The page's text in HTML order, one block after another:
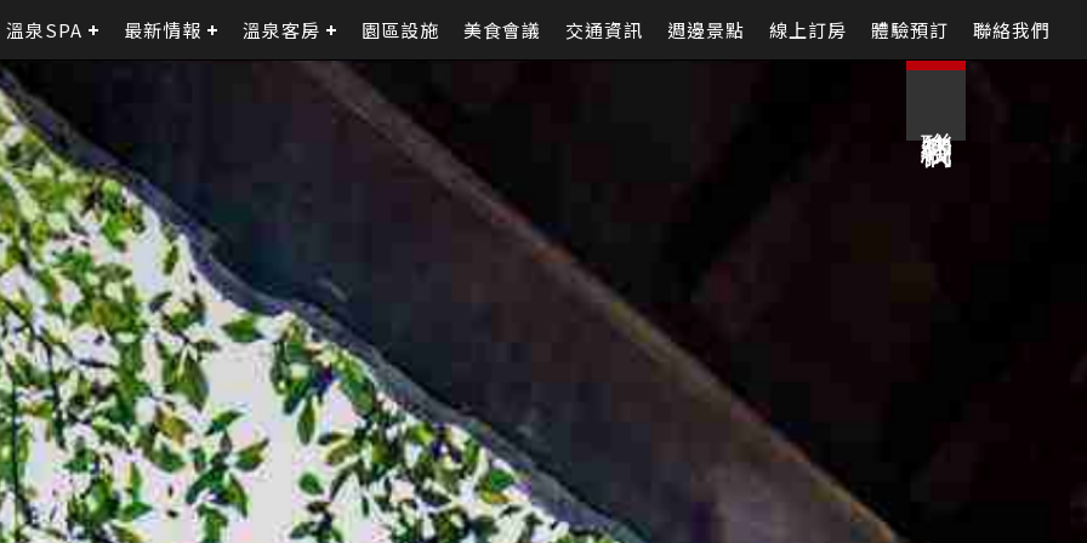
溫泉SPA 最新情報 溫泉客房 園區設施 美食會議 交通資訊 週邊景點 線上訂房 體驗預訂 聯絡我們